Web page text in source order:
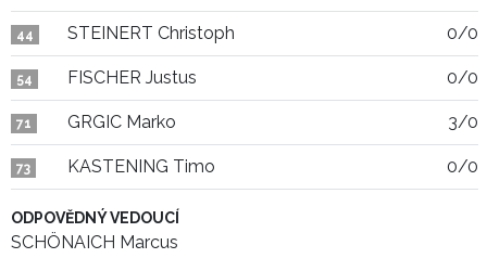
44 STEINERT Christoph 0/0
54 FISCHER Justus 0/0
71 GRGIC Marko 3/0
73 KASTENING Timo 0/0
ODPOVĚDNÝ VEDOUCÍ
SCHÖNAICH Marcus